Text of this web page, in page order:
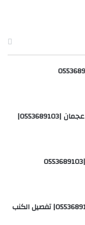
شركة تنظيف سجاد في عجمان |0553689103|